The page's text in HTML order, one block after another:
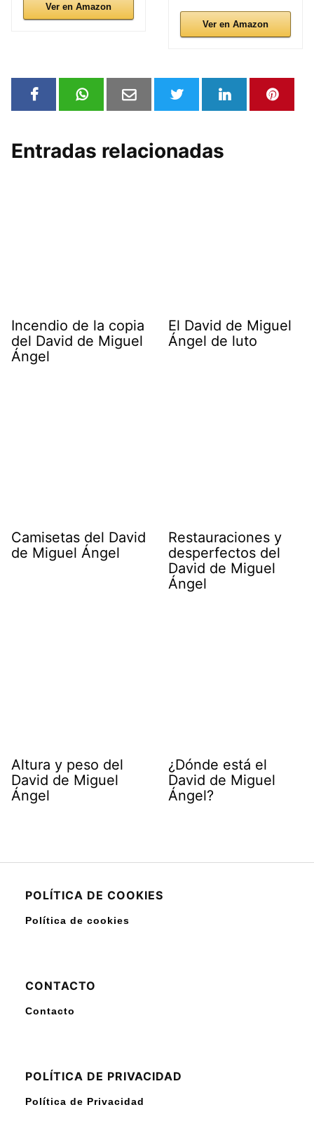
Ver en Amazon
Ver en Amazon
Entradas relacionadas
Incendio de la copia
del David de Miguel
Ángel
El David de Miguel
Ángel de luto
Camisetas del David
de Miguel Ángel
Restauraciones y
desperfectos del
David de Miguel
Ángel
Altura y peso del
David de Miguel
Ángel
¿Dónde está el
David de Miguel
Ángel?
POLÍTICA DE COOKIES
Política de cookies
CONTACTO
Contacto
POLÍTICA DE PRIVACIDAD
Política de Privacidad